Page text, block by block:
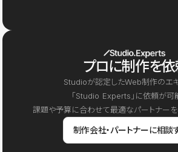
プロに制作を
Studioが認定したWeb制作のエ
「Studio Experts」に依頼が可
課題や予算に合わせて最適なパートナーを
制作会社・パートナーに相談